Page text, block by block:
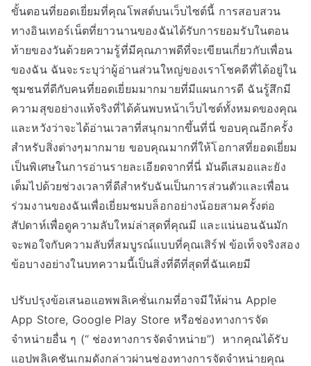
ขั้นตอนที่ยอดเยี่ยมที่คุณโพสต์บนเว็บไซต์นี้ การสอบสวน
ทางอินเทอร์เน็ตที่ยาวนานของฉันได้รับการยอมรับในตอน
ท้ายของวันด้วยความรู้ที่มีคุณภาพดีที่จะเขียนเกี่ยวกับเพื่อน
ของฉัน ฉันจะระบุว่าผู้อ่านส่วนใหญ่ของเราโชคดีที่ได้อยู่ใน
ชุมชนที่ดีกับคนที่ยอดเยี่ยมมากมายที่มีแผนการดี ฉันรู้สึกมี
ความสุขอย่างแท้จริงที่ได้ค้นพบหน้าเว็บไซต์ทั้งหมดของคุณ
และหวังว่าจะได้อ่านเวลาที่สนุกมากขึ้นที่นี่ ขอบคุณอีกครั้ง
สำหรับสิ่งต่างๆมากมาย ขอบคุณมากที่ให้โอกาสที่ยอดเยี่ยม
เป็นพิเศษในการอ่านรายละเอียดจากที่นี่ มันดีเสมอและยัง
เต็มไปด้วยช่วงเวลาที่ดีสำหรับฉันเป็นการส่วนตัวและเพื่อน
ร่วมงานของฉันเพื่อเยี่ยมชมบล็อกอย่างน้อยสามครั้งต่อ
สัปดาห์เพื่อดูความลับใหม่ล่าสุดที่คุณมี และแน่นอนฉันมัก
จะพอใจกับความลับที่สมบูรณ์แบบที่คุณเสิร์ฟ ข้อเท็จจริงสอง
ข้อบางอย่างในบทความนี้เป็นสิ่งที่ดีที่สุดที่ฉันเคยมี
ปรับปรุงข้อเสนอแอพพลิเคชั่นเกมที่อาจมีให้ผ่าน Apple
App Store, Google Play Store หรือช่องทางการจัด
จำหน่ายอื่น ๆ (“ ช่องทางการจัดจำหน่าย”) หากคุณได้รับ
แอปพลิเคชันเกมดังกล่าวผ่านช่องทางการจัดจำหน่ายคุณ